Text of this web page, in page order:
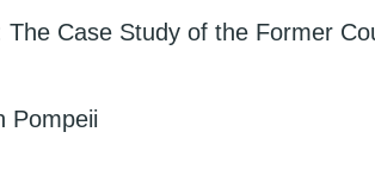
Case Study of the Former
Pompeii